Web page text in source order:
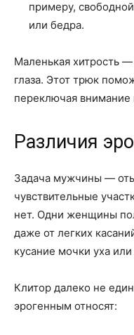
примеру,
или бедра.
Маленькая хитрость —
глаза. Этот трюк
переключая
Различия
Задача мужчины —
чувствительные
нет. Одни женщины
даже от легких
кусание мочки уха
Клитор далеко не
эрогенным относят: